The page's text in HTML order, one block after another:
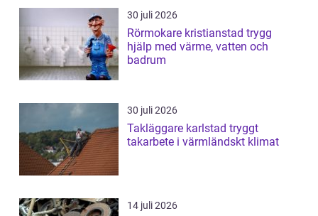
30 juli 2026
Rörmokare kristianstad trygg
hjälp med värme, vatten och
badrum
30 juli 2026
Takläggare karlstad tryggt
takarbete i värmländskt klimat
14 juli 2026